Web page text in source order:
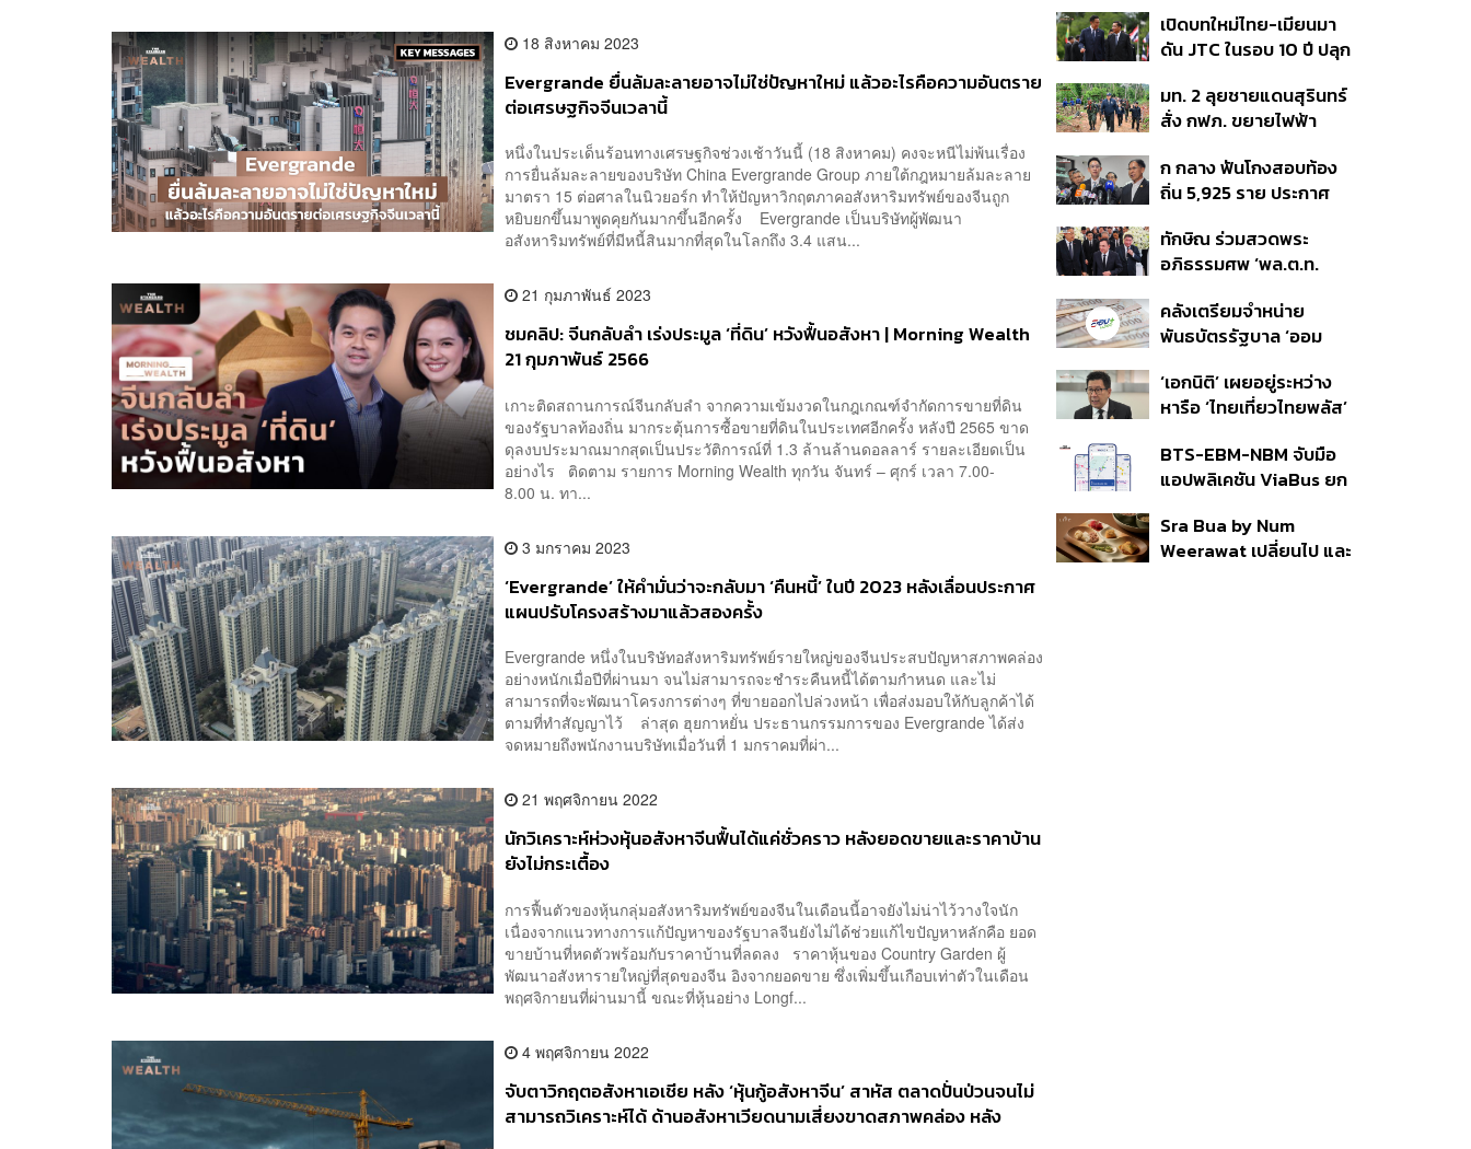
18 สิงหาคม 2023
Evergrande ยื่นล้มละลายอาจไม่ใช่ปัญหาใหม่ แล้วอะไรคือความอันตราย
ต่อเศรษฐกิจจีนเวลานี้
หนึ่งในประเด็นร้อนทางเศรษฐกิจช่วงเช้าวันนี้ (18 สิงหาคม) คงจะหนีไม่พ้นเรื่อง
การยื่นล้มละลายของบริษัท China Evergrande Group ภายใต้กฎหมายล้มละลาย
มาตรา 15 ต่อศาลในนิวยอร์ก ทำให้ปัญหาวิกฤตภาคอสังหาริมทรัพย์ของจีนถูก
หยิบยกขึ้นมาพูดคุยกันมากขึ้นอีกครั้ง Evergrande เป็นบริษัทผู้พัฒนา
อสังหาริมทรัพย์ที่มีหนี้สินมากที่สุดในโลกถึง 3.4 แสน...
21 กุมภาพันธ์ 2023
ชมคลิป: จีนกลับลำ เร่งประมูล ‘ที่ดิน’ หวังฟื้นอสังหา | Morning Wealth
21 กุมภาพันธ์ 2566
เกาะติดสถานการณ์จีนกลับลำ จากความเข้มงวดในกฎเกณฑ์จำกัดการขายที่ดิน
ของรัฐบาลท้องถิ่น มากระตุ้นการซื้อขายที่ดินในประเทศอีกครั้ง หลังปี 2565 ขาด
ดุลงบประมาณมากสุดเป็นประวัติการณ์ที่ 1.3 ล้านล้านดอลลาร์ รายละเอียดเป็น
อย่างไร ติดตาม รายการ Morning Wealth ทุกวัน จันทร์ – ศุกร์ เวลา 7.00-
8.00 น. ทา...
3 มกราคม 2023
‘Evergrande’ ให้คำมั่นว่าจะกลับมา ‘คืนหนี้’ ในปี 2023 หลังเลื่อนประกาศ
แผนปรับโครงสร้างมาแล้วสองครั้ง
Evergrande หนึ่งในบริษัทอสังหาริมทรัพย์รายใหญ่ของจีนประสบปัญหาสภาพคล่อง
อย่างหนักเมื่อปีที่ผ่านมา จนไม่สามารถจะชำระคืนหนี้ได้ตามกำหนด และไม่
สามารถที่จะพัฒนาโครงการต่างๆ ที่ขายออกไปล่วงหน้า เพื่อส่งมอบให้กับลูกค้าได้
ตามที่ทำสัญญาไว้ ล่าสุด ฮุยกาหยั่น ประธานกรรมการของ Evergrande ได้ส่ง
จดหมายถึงพนักงานบริษัทเมื่อวันที่ 1 มกราคมที่ผ่า...
21 พฤศจิกายน 2022
นักวิเคราะห์ห่วงหุ้นอสังหาจีนฟื้นได้แค่ชั่วคราว หลังยอดขายและราคาบ้าน
ยังไม่กระเตื้อง
การฟื้นตัวของหุ้นกลุ่มอสังหาริมทรัพย์ของจีนในเดือนนี้อาจยังไม่น่าไว้วางใจนัก
เนื่องจากแนวทางการแก้ปัญหาของรัฐบาลจีนยังไม่ได้ช่วยแก้ไขปัญหาหลักคือ ยอด
ขายบ้านที่หดตัวพร้อมกับราคาบ้านที่ลดลง ราคาหุ้นของ Country Garden ผู้
พัฒนาอสังหารายใหญ่ที่สุดของจีน อิงจากยอดขาย ซึ่งเพิ่มขึ้นเกือบเท่าตัวในเดือน
พฤศจิกายนที่ผ่านมานี้ ขณะที่หุ้นอย่าง Longf...
4 พฤศจิกายน 2022
จับตาวิกฤตอสังหาเอเชีย หลัง ‘หุ้นกู้อสังหาจีน’ สาหัส ตลาดปั่นป่วนจนไม่
สามารถวิเคราะห์ได้ ด้านอสังหาเวียดนามเสี่ยงขาดสภาพคล่อง หลัง
ต่อดอลลาร์
อนุทิน จ่อสอบต่อเอี่ยว
ตัดตอน ม.บูรพา หรือไม่
เปิดบทใหม่ไทย-เมียนมา
ดัน JTC ในรอบ 10 ปี ปลุก
ชายแดน ท่าเรือน้ำลึก
ทวาย
มท. 2 ลุยชายแดนสุรินทร์
สั่ง กฟภ. ขยายไฟฟ้า
350’ เสริมความมั่นคง
ชายแดน
ก กลาง ฟันโกงสอบท้อง
ถิ่น 5,925 ราย ประกาศ
ราย รอ ป.ป.ช. ขีดเส้นแล้ว
เสร็จ 31 ส.ค.
ทักษิณ ร่วมสวดพระ
อภิธรรมศพ ‘พล.ต.ท.
สิน’ สิริอายุ 103 ปี แกนนำ
เพื่อไทย-บุคคลหลาก
คลังเตรียมจำหน่าย
พันธบัตรรัฐบาล ‘ออม
ก.ย.นี้ อาจเพิ่มสัดส่วนการ
ขายแบบ Small Lot First
‘เอกนิติ’ เผยอยู่ระหว่าง
หารือ ‘ไทยเที่ยวไทยพลัส’
แสนล้าน มั่นใจงบต่อ ‘ไทย
ช่วยไทย พลัส’ เฟส 2 มี
BTS-EBM-NBM จับมือ
แอปพลิเคชัน ViaBus ยก
รถไฟฟ้า 3 สายแบบเรียล
ไทม์
Sra Bua by Num
Weerawat เปลี่ยนไป และ